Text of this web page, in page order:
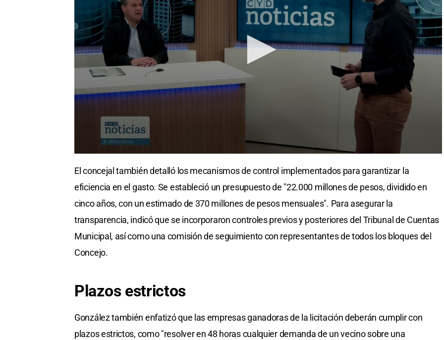
El concejal también detalló los mecanismos de control implementados para garantizar la
eficiencia en el gasto. Se estableció un presupuesto de "22.000 millones de pesos, dividido en
cinco años, con un estimado de 370 millones de pesos mensuales". Para asegurar la
transparencia, indicó que se incorporaron controles previos y posteriores del Tribunal de Cuentas
Municipal, así como una comisión de seguimiento con representantes de todos los bloques del
Concejo.
Plazos estrictos
González también enfatizó que las empresas ganadoras de la licitación deberán cumplir con
plazos estrictos, como "resolver en 48 horas cualquier demanda de un vecino sobre una